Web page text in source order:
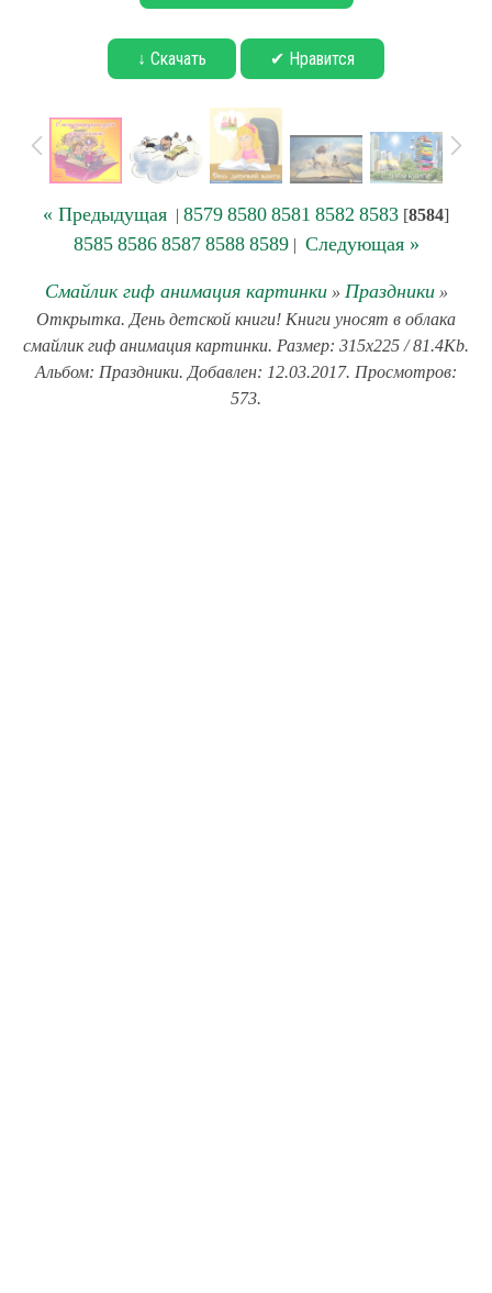
↓ Скачать ✔ Нравится
« Предыдущая | 8579 8580 8581 8582 8583 [8584]
8585 8586 8587 8588 8589| Следующая »
Смайлик гиф анимация картинки» Праздники»
Открытка. День детской книги! Книги уносят в облака
смайлик гиф анимация картинки. Размер: 315x225 / 81.4Kb.
Альбом: Праздники. Добавлен: 12.03.2017. Просмотров:
573.